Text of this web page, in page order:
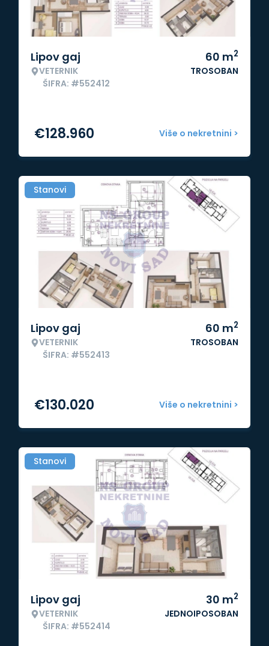
Lipov gaj
VETERNIK
ŠIFRA: #552412
60 m2
TROSOBAN
Više o nekretnini >
€128.960
Stanovi
Lipov gaj
VETERNIK
ŠIFRA: #552413
60 m2
TROSOBAN
Više o nekretnini >
€130.020
Stanovi
Lipov gaj
VETERNIK
ŠIFRA: #552414
30 m2
JEDNOIPOSOBAN